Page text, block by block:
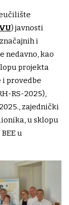
) javnosti
i
nedavno, kao
projekta
provedbe
RS-2025),
zajednički
u sklopu
u